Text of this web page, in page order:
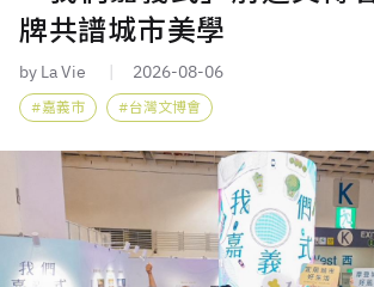
牌共譜城市美學
by La Vie 2026-08-06
嘉義市 台灣文博會